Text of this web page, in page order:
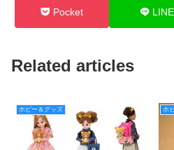
Pocket LINE
Related articles
ホビー＆グッズ ホ